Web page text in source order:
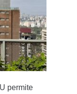
permite